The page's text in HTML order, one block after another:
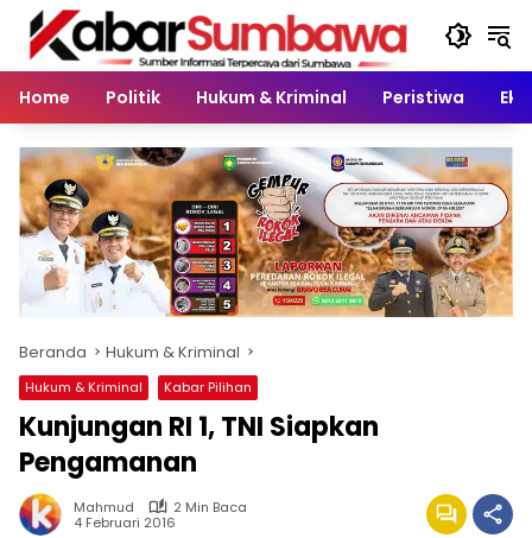
Langsung
konten
Home
Politik Hukum & Kriminal Peristiwa
Beranda Hukum & Kriminal
Hukum & Kriminal Kabar Pilihan
Kunjungan RI 1, TNI Siapkan
Pengamanan
Mahmud
2 Min Baca
4 Februari 2016